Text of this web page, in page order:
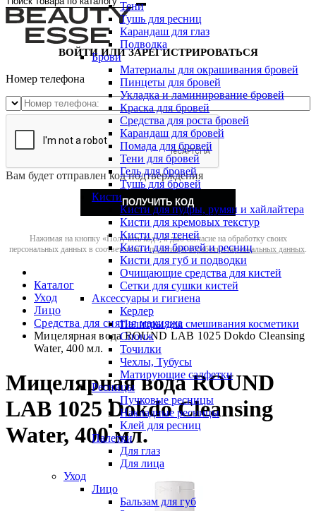
Тени
Тушь для ресниц
Карандаш для глаз
Подводка
Брови
Материалы для окрашивания бровей
Пинцеты для бровей
Укладка и ламинирование бровей
Краска для бровей
Средства для роста бровей
Карандаш для бровей
Помада для бровей
Тени для бровей
Гель для бровей
Тушь для бровей
Кисти
Кисти для пудры, румян и хайлайтера
Кисти для кремовых текстур
Кисти для теней
Кисти для бровей и ресниц
Кисти для губ и подводки
Очищающие средства для кистей
Сетки для сушки кистей
Аксессуары и гигиена
Керлер
Палитры для смешивания косметики
Спонж
Точилки
Чехлы, Тубусы
Матирующие салфетки
Ресницы
Пучковые ресницы
Накладные ресницы
Клей для ресниц
Палетки
Для глаз
Для лица
Уход
Лицо
Бальзам для губ
ВОЙТИ ИЛИ ЗАРЕГИСТРИРОВАТЬСЯ
Номер телефона
Вам будет отправлен код подтверждения
ПОЛУЧИТЬ КОД
Нажимая на кнопку «Получить код», я даю согласие на обработку своих
персональных данных в соответствии сполитикой обработки персональных данных.
Каталог
Уход
Лицо
Средства для снятия макияжа
Мицелярная вода ROUND LAB 1025 Dokdo Cleansing
Water, 400 мл.
Мицелярная вода ROUND
LAB 1025 Dokdo Cleansing
Water, 400 мл.